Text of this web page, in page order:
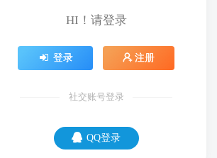
HI！请登录
登录 注册
社交账号登录
QQ登录
HI！请登录
登录 注册
社交账号登录
QQ登录